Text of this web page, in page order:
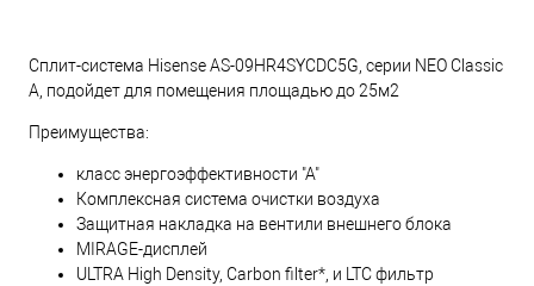
Сплит-система Hisense AS-09HR4SYCDC5G, серии NEO Classic
A, подойдет для помещения площадью до 25м2
Преимущества:
класс энергоэффективности "А"
Комплексная система очистки воздуха
Защитная накладка на вентили внешнего блока
MIRAGE-дисплей
ULTRA High Density, Carbon filter*, и LTC фильтр